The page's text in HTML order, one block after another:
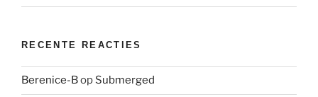
RECENTE REACTIES
Berenice-Bop Submerged